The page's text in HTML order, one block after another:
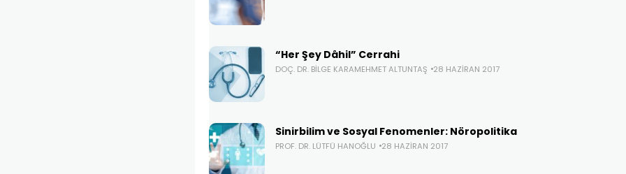
“Her Şey Dâhil” Cerrahi
DOÇ. DR. BILGE KARAMEHMET ALTUNTAŞ 28 HAZIRAN 2017
Sinirbilim ve Sosyal Fenomenler: Nöropolitika
PROF. DR. LÜTFÜ HANOĞLU 28 HAZIRAN 2017